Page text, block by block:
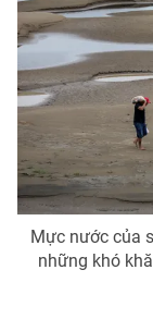
VTV Money
VTV Sức khoẻ
Thị trường
VTV4
Mực nước của
những khó